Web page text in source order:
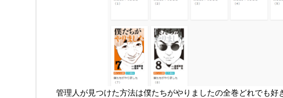
管理人が見つけた方法は僕たちがやりましたの全巻どれでも好